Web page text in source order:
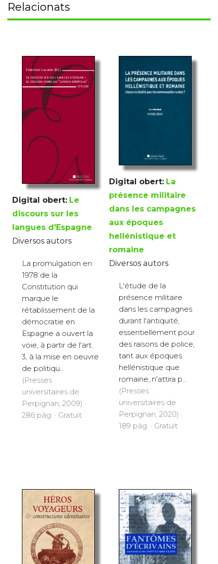
Relacionats
Digital obert: Le
discours sur les
langues d'Espagne
Diversos autors
La promulgation en
1978 de la
Constitution qui
marque le
rétablissement de la
démocratie en
Espagne a ouvert la
voie, à partir de l'art.
3, à la mise en oeuvre
de politiqu...
(Presses
universitaires de
Perpignan, 2009) ·
286 pàg. · Gratuït
Digital obert: La
présence militaire
dans les campagnes
aux époques
hellénistique et
romaine
Diversos autors
L'étude de la
présence militaire
dans les campagnes
durant l'antiquité,
essentiellement pour
des raisons de police,
tant aux époques
hellénistique que
romaine, n'attira p...
(Presses
universitaires de
Perpignan, 2020) ·
189 pàg. · Gratuït